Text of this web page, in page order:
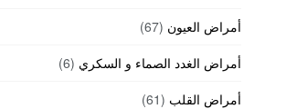
أمراض العيون (67)
أمراض الغدد الصماء و السكري (6)
أمراض القلب (61)